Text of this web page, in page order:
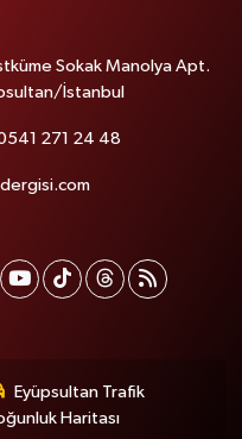
Sokak Manolya Apt.
İstanbul
271 24 48
Eyüpsultan Trafik
Haritası